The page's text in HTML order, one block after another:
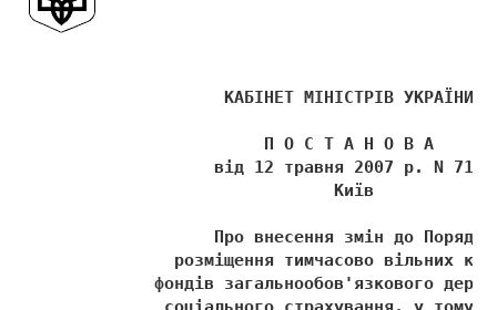
                    КАБІНЕТ МІНІСТРІВ УКРАЇНИ
                        П О С Т А Н О В А
                   від 12 травня 2007 р. N 719
                               Київ
Про внесення змін до
розміщення тимчасово вільних
фондів загальнообов'язкового